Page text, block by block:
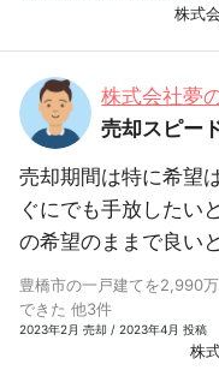
株式
株式会社夢
売却スピー
売却期間は特に希望
ぐにでも手放したい
の希望のままで良い
豊橋市の一戸建てを2,990
できた 他3件
2023年2月 売却 / 2023年4月 投稿
株